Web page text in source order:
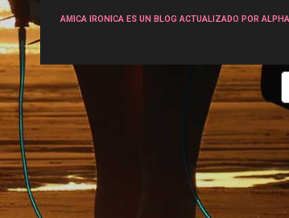
AMICA IRONICA ES UN BLOG ACTUALIZADO POR